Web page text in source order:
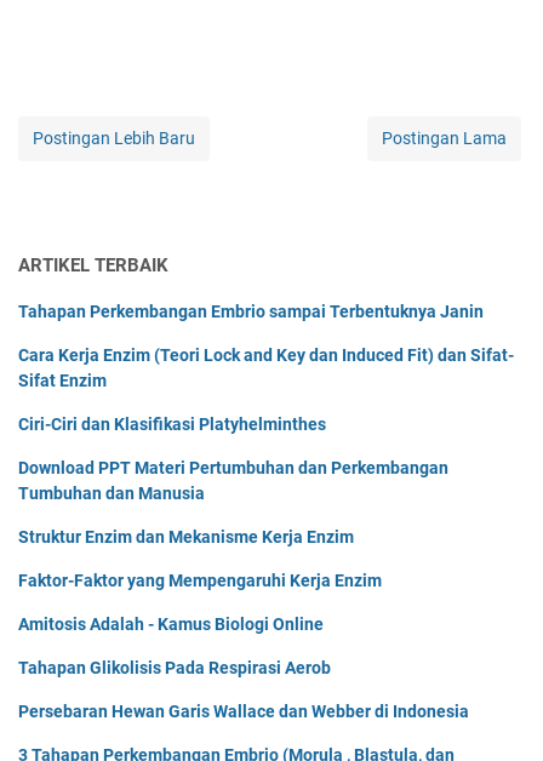
Postingan Lebih Baru Postingan Lama
ARTIKEL TERBAIK
Tahapan Perkembangan Embrio sampai Terbentuknya Janin
Cara Kerja Enzim (Teori Lock and Key dan Induced Fit) dan Sifat-
Sifat Enzim
Ciri-Ciri dan Klasifikasi Platyhelminthes
Download PPT Materi Pertumbuhan dan Perkembangan
Tumbuhan dan Manusia
Struktur Enzim dan Mekanisme Kerja Enzim
Faktor-Faktor yang Mempengaruhi Kerja Enzim
Amitosis Adalah - Kamus Biologi Online
Tahapan Glikolisis Pada Respirasi Aerob
Persebaran Hewan Garis Wallace dan Webber di Indonesia
3 Tahapan Perkembangan Embrio (Morula , Blastula, dan